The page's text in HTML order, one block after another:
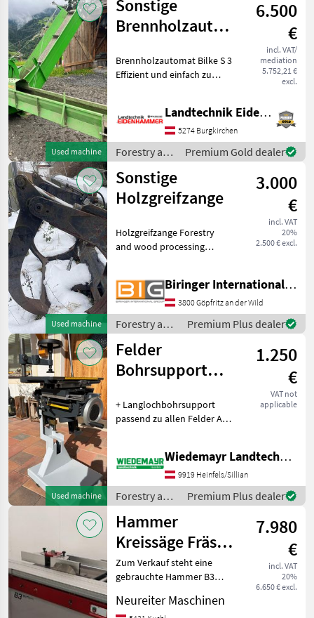
Used machine
Sonstige
Brennholzautomat
6.500
€
incl. VAT/
mediation
5.752,21 €
excl.
Brennholzautomat Bilke S 3
Effizient und einfach zu
wenig im Gebraucht
Originalzustand - Baujahr
2014 - 500 kg Eigengewicht
Landtechnik Eidenhammer GmbH
5274 Burgkirchen
Forestry and
wood
processing
equipment /
Sonstige
Premium Gold dealer
Used machine
Sonstige
Holzgreifzange
3.000
€
incl. VAT
20%
2.500 € excl.
Holzgreifzange Forestry
and wood processing
Biringer International GmbH
3800 Göpfritz an der Wild
Forestry and
wood
processing
equipment /
Sonstige
Premium Plus dealer
Used machine
Felder
Bohrsupport
1.250
€
VAT not
applicable
+ Langlochbohrsupport
passend zu allen Felder AD
Einhandbedienung +
Begrenzung für Links und
Rechts Arbeiten +
höhenvers
Wiedemayr Landtechnik GmbH
9919 Heinfels/Sillian
Forestry and
wood
processing
equipment /
Felder
Premium Plus dealer
Hammer
Kreissäge Fräse
B3-Perform
7.980
€
incl. VAT
20%
6.650 € excl.
Zum Verkauf steht eine
gebrauchte Hammer B3
mit einer Schnittlänge von
Neureiter Maschinen